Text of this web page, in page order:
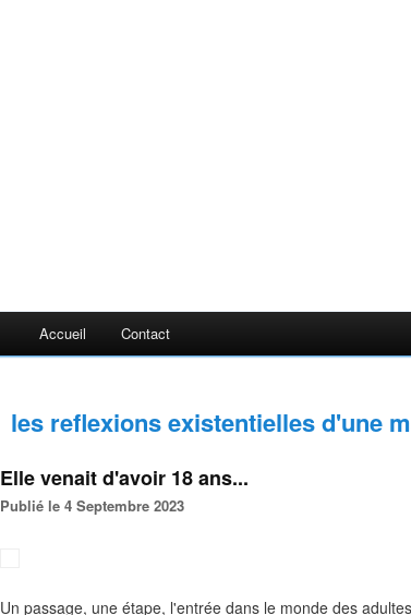
Accueil Contact
les reflexions existentielles d'une
Elle venait d'avoir 18 ans...
Publié le 4 Septembre 2023
Un passage, une étape, l'entrée dans le monde des